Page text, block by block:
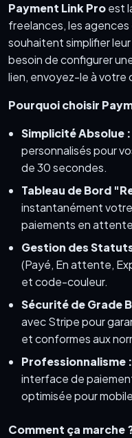
Payment Link Proest
freelances, les
souhaitent simplifier
besoin de configurer
lien, envoyez-le à
Pourquoi choisir
Simplicité Absolue :
personnalisés pour
de 30 secondes.
Tableau de Bord
instantanément
paiements en
Gestion des
(Payé, En attente,
et code-couleur.
Sécurité de Grade
avec Stripe pour
et conformes aux
Professionnalisme :
interface de
optimisée pour
Comment ça marche